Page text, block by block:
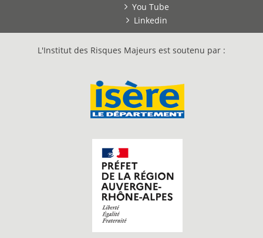
You Tube
Linkedin
L'Institut des Risques Majeurs est soutenu par :